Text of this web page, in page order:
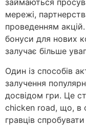
займаються
мережі,
проведенням
бонуси для нових
залучає більше
Один із способів
залучення
досвідом гри. Це
chicken road, що, в
гравців